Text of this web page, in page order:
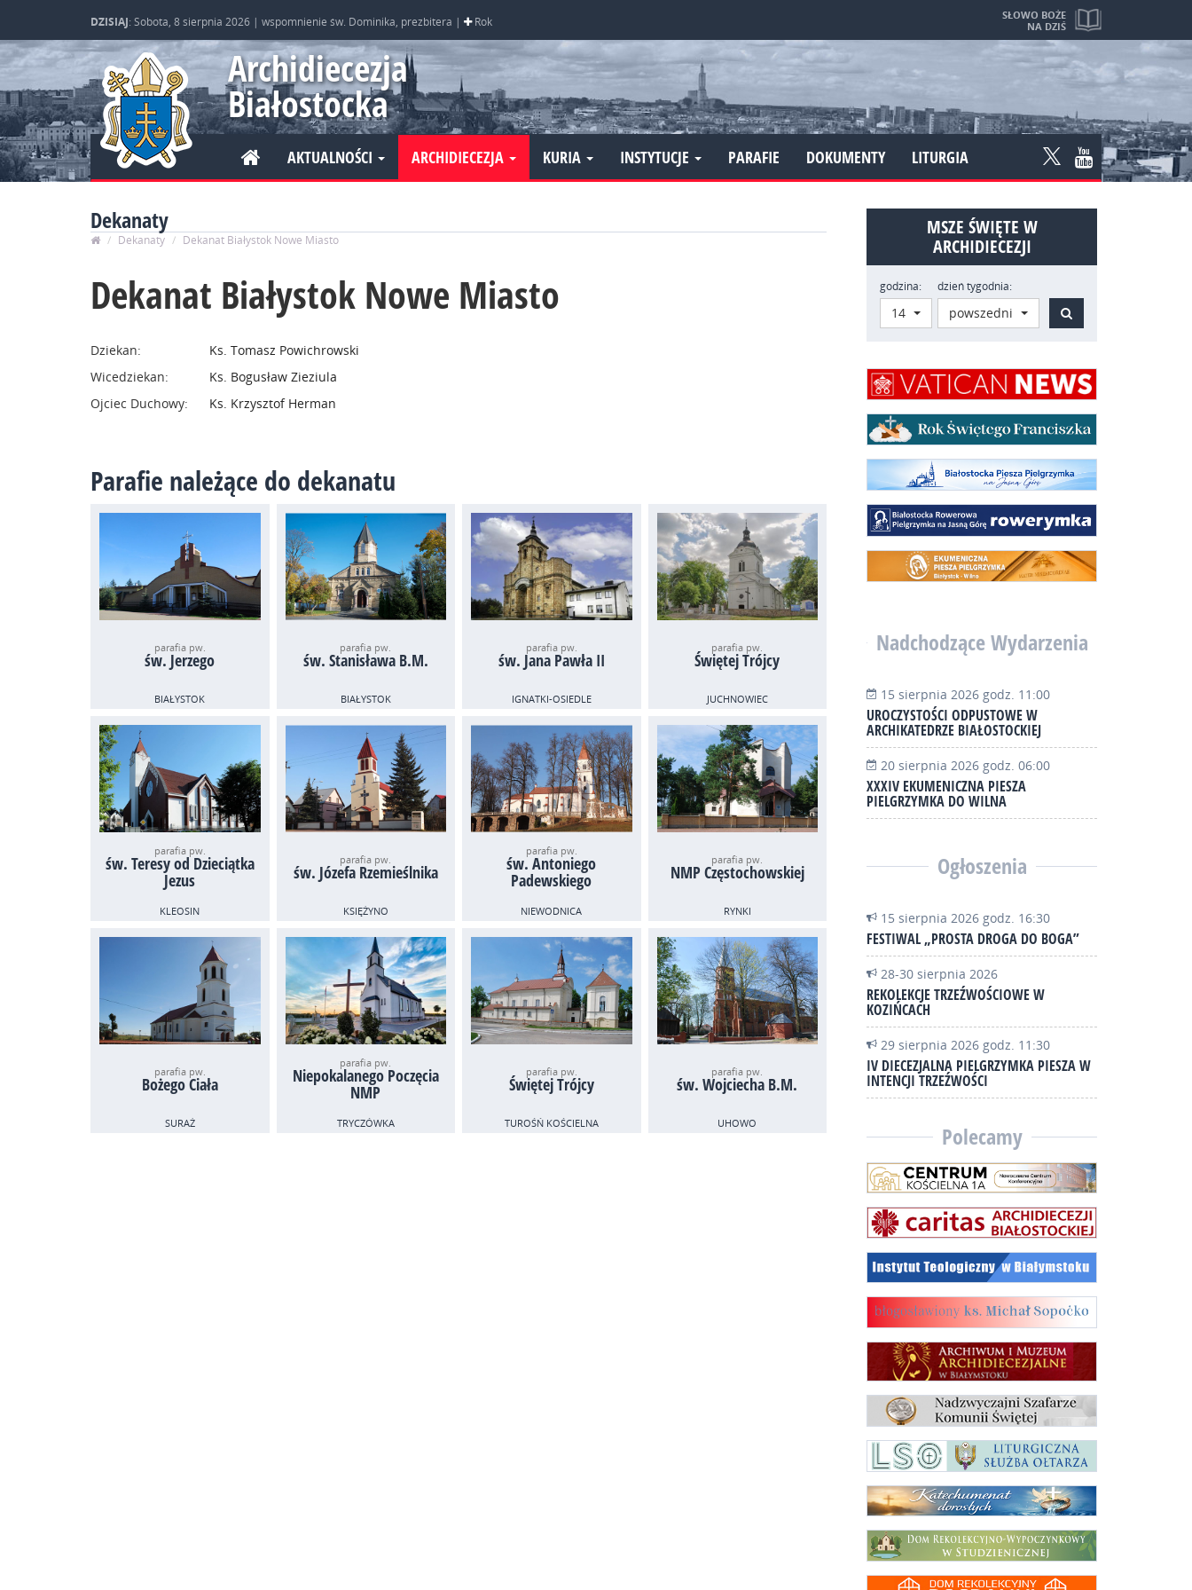
DZISIAJ: Sobota, 8 sierpnia 2026 | wspomnienie św. Dominika, prezbitera | Rok
SŁOWO BOŻE
NA DZIŚ
Archidiecezja
Białostocka
AKTUALNOŚCI ARCHIDIECEZJA KURIA INSTYTUCJE PARAFIE DOKUMENTY LITURGIA
Dekanaty
Dekanaty Dekanat Białystok Nowe Miasto
Dekanat Białystok Nowe Miasto
Dziekan:
Ks. Tomasz Powichrowski
Wicedziekan:
Ks. Bogusław Zieziula
Ojciec Duchowy:
Ks. Krzysztof Herman
Parafie należące do dekanatu
BIAŁYSTOK
parafia pw.
św. Jerzego
BIAŁYSTOK
parafia pw.
św. Stanisława B.M.
IGNATKI-OSIEDLE
parafia pw.
św. Jana Pawła II
JUCHNOWIEC
parafia pw.
Świętej Trójcy
KLEOSIN
parafia pw.
św. Teresy od Dzieciątka
Jezus
KSIĘŻYNO
parafia pw.
św. Józefa Rzemieślnika
NIEWODNICA
parafia pw.
św. Antoniego
Padewskiego
RYNKI
parafia pw.
NMP Częstochowskiej
SURAŻ
parafia pw.
Bożego Ciała
TRYCZÓWKA
parafia pw.
Niepokalanego Poczęcia
NMP
TUROŚŃ KOŚCIELNA
parafia pw.
Świętej Trójcy
UHOWO
parafia pw.
św. Wojciecha B.M.
MSZE ŚWIĘTE W
ARCHIDIECEZJI
godzina:
14
dzień tygodnia:
powszedni Szukaj
Nadchodzące Wydarzenia
15 sierpnia 2026 godz. 11:00
UROCZYSTOŚCI ODPUSTOWE W
ARCHIKATEDRZE BIAŁOSTOCKIEJ
20 sierpnia 2026 godz. 06:00
XXXIV EKUMENICZNA PIESZA
PIELGRZYMKA DO WILNA
Ogłoszenia
15 sierpnia 2026 godz. 16:30
FESTIWAL „PROSTA DROGA DO BOGA”
28-30 sierpnia 2026
REKOLEKCJE TRZEŹWOŚCIOWE W
KOZIŃCACH
29 sierpnia 2026 godz. 11:30
IV DIECEZJALNA PIELGRZYMKA PIESZA W
INTENCJI TRZEŹWOŚCI
Polecamy